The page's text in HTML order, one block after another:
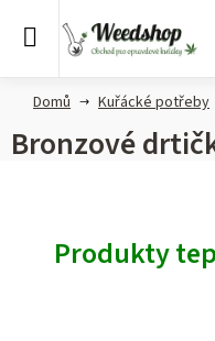
Domů Kuřácké potřeby
Bronzové
Produkty